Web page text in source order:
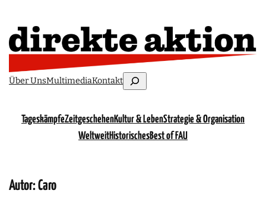
Über UnsMultimediaKontaktSuchen
TageskämpfeZeitgeschehenKultur & LebenStrategie & Organisation
WeltweitHistorischesBest of FAU
Autor: Caro